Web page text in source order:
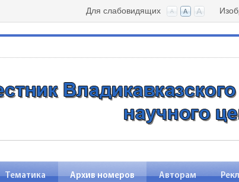
Для слабовидящих
Тематика Архив номеров Авторам